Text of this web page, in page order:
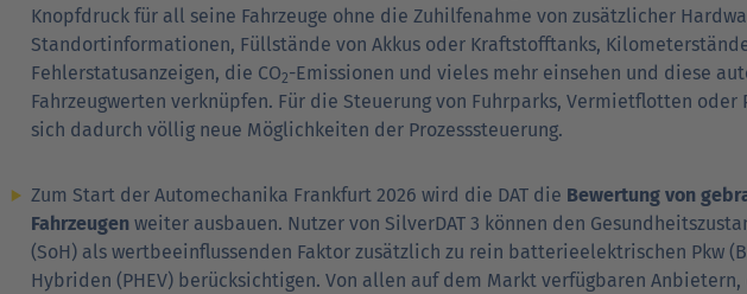
Knopfdruck für all seine Fahrzeuge ohne die Zuhilfenahme von zusätzlicher
Standortinformationen, Füllstände von Akkus oder Kraftstofftanks,
Fehlerstatusanzeigen, die CO2-Emissionen und vieles mehr einsehen und diese
Fahrzeugwerten verknüpfen. Für die Steuerung von Fuhrparks, Vermietflotten oder
sich dadurch völlig neue Möglichkeiten der Prozesssteuerung.
Zum Start der Automechanika Frankfurt 2026 wird die DAT die Bewertung von
Fahrzeugen weiter ausbauen. Nutzer von SilverDAT 3 können den
(SoH) als wertbeeinflussenden Faktor zusätzlich zu rein batterieelektrischen Pkw
Hybriden (PHEV) berücksichtigen. Von allen auf dem Markt verfügbaren